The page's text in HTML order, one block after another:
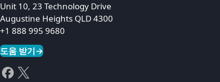
Unit 10, 23 Technology Drive
Augustine Heights QLD 4300
+1 888 995 9680
도움 받기→